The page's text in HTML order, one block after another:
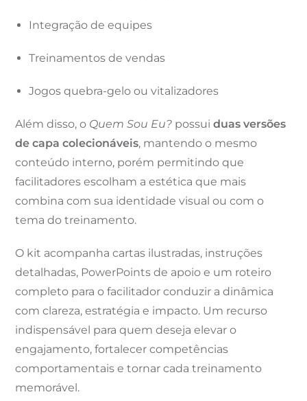
Integração de equipes
Treinamentos de vendas
Jogos quebra-gelo ou vitalizadores
Além disso, o Quem Sou Eu? possuiduas versões
de capa colecionáveis, mantendo o mesmo
conteúdo interno, porém permitindo que
facilitadores escolham a estética que mais
combina com sua identidade visual ou com o
tema do treinamento.
O kit acompanha cartas ilustradas, instruções
detalhadas, PowerPoints de apoio e um roteiro
completo para o facilitador conduzir a dinâmica
com clareza, estratégia e impacto. Um recurso
indispensável para quem deseja elevar o
engajamento, fortalecer competências
comportamentais e tornar cada treinamento
memorável.